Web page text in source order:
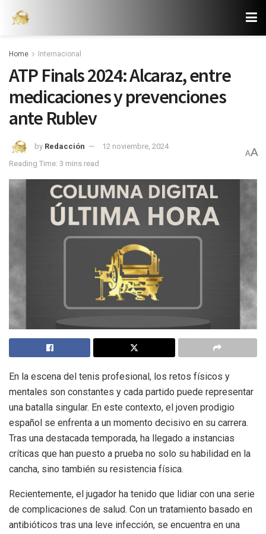
Home Internacional
ATP Finals 2024: Alcaraz, entre
medicaciones y prevenciones
ante Rublev
by Redacción
12 noviembre, 2024
Reading Time: 3 mins read
AA
En la escena del tenis profesional, los retos físicos y
mentales son constantes y cada partido puede representar
una batalla singular. En este contexto, el joven prodigio
español se enfrenta a un momento decisivo en su carrera.
Tras una destacada temporada, ha llegado a instancias
críticas que han puesto a prueba no solo su habilidad en la
cancha, sino también su resistencia física.
Recientemente, el jugador ha tenido que lidiar con una serie
de complicaciones de salud. Con un tratamiento basado en
antibióticos tras una leve infección, se encuentra en una